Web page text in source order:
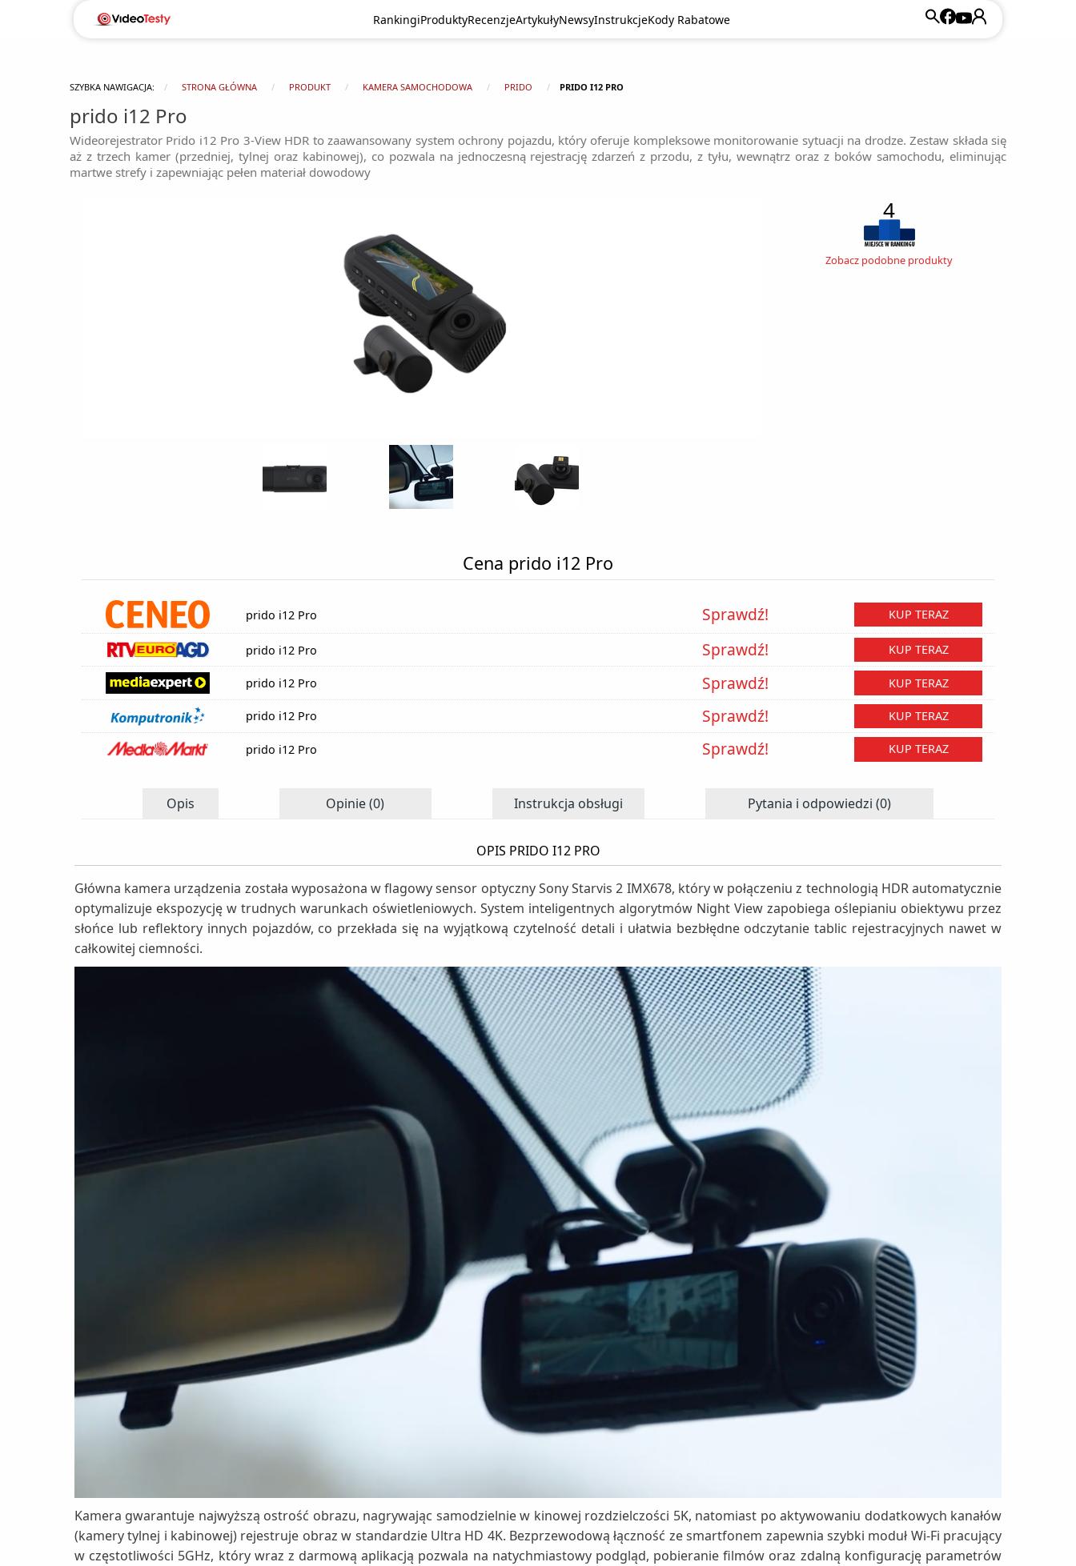
RankingiProduktyRecenzjeArtykułyNewsyInstrukcjeKody Rabatowe
SZYBKA NAWIGACJA: STRONA GŁÓWNA PRODUKT KAMERA SAMOCHODOWA PRIDO PRIDO I12 PRO
prido i12 Pro
Wideorejestrator Prido i12 Pro 3-View HDR to zaawansowany system ochrony pojazdu, który oferuje kompleksowe monitorowanie sytuacji na drodze. Zestaw składa się
aż z trzech kamer (przedniej, tylnej oraz kabinowej), co pozwala na jednoczesną rejestrację zdarzeń z przodu, z tyłu, wewnątrz oraz z boków samochodu, eliminując
martwe strefy i zapewniając pełen materiał dowodowy
4
Zobacz podobne produkty
Cena prido i12 Pro
prido i12 Pro Sprawdź! KUP TERAZ
prido i12 Pro Sprawdź! KUP TERAZ
prido i12 Pro Sprawdź! KUP TERAZ
prido i12 Pro Sprawdź! KUP TERAZ
prido i12 Pro Sprawdź! KUP TERAZ
Opis Opinie (0) Instrukcja obsługi Pytania i odpowiedzi (0)
OPIS PRIDO I12 PRO
Główna kamera urządzenia została wyposażona w flagowy sensor optyczny Sony Starvis 2 IMX678, który w połączeniu z technologią HDR automatycznie
optymalizuje ekspozycję w trudnych warunkach oświetleniowych. System inteligentnych algorytmów Night View zapobiega oślepianiu obiektywu przez
słońce lub reflektory innych pojazdów, co przekłada się na wyjątkową czytelność detali i ułatwia bezbłędne odczytanie tablic rejestracyjnych nawet w
całkowitej ciemności.
Kamera gwarantuje najwyższą ostrość obrazu, nagrywając samodzielnie w kinowej rozdzielczości 5K, natomiast po aktywowaniu dodatkowych kanałów
(kamery tylnej i kabinowej) rejestruje obraz w standardzie Ultra HD 4K. Bezprzewodową łączność ze smartfonem zapewnia szybki moduł Wi-Fi pracujący
w częstotliwości 5GHz, który wraz z darmową aplikacją pozwala na natychmiastowy podgląd, pobieranie filmów oraz zdalną konfigurację parametrów